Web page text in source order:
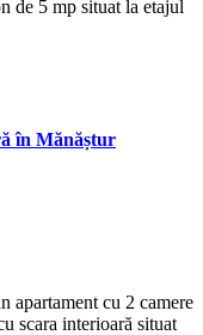
de 5 mp situat la etajul
în Mănăștur
apartament cu 2 camere
scara interioară situat